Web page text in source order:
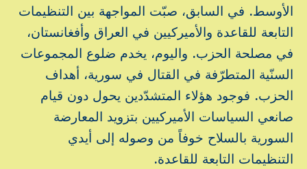
الأوسط. في السابق، صبّت المواجهة بين التنظيمات
التابعة للقاعدة والأميركيين في العراق وأفغانستان،
في مصلحة الحزب. واليوم، يخدم ضلوع المجموعات
السنّية المتطرّفة في القتال في سورية، أهداف
الحزب. فوجود هؤلاء المتشدّدين يحول دون قيام
صانعي السياسات الأميركيين بتزويد المعارضة
السورية بالسلاح خوفاً من وصوله إلى أيدي
التنظيمات التابعة للقاعدة.